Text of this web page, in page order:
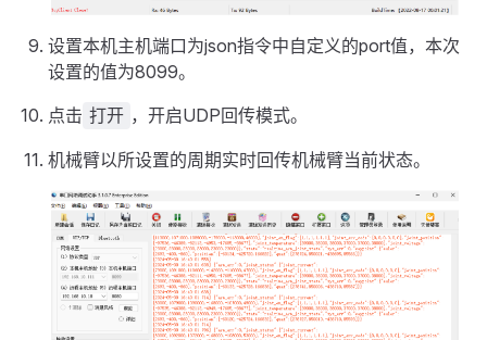
设置本机主机端口为json指令中自定义的port值，本次
设置的值为8099。
点击 打开 ，开启UDP回传模式。
机械臂以所设置的周期实时回传机械臂当前状态。